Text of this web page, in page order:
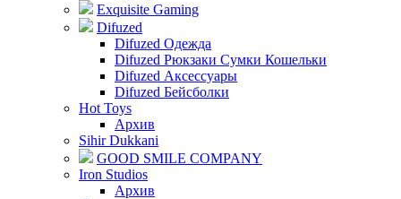
Exquisite Gaming
Difuzed
Difuzed Одежда
Difuzed Рюкзаки Сумки Кошельки
Difuzed Аксессуары
Difuzed Бейсболки
Hot Toys
Архив
Sihir Dukkani
GOOD SMILE COMPANY
Iron Studios
Архив